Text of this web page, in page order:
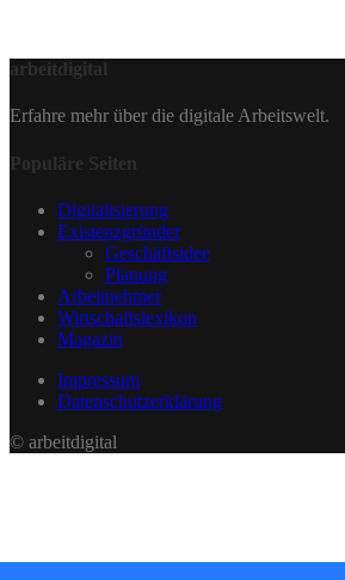
arbeitdigital
Erfahre mehr über die digitale Arbeitswelt.
Populäre Seiten
Digitalisierung
Existenzgründer
Geschäftsidee
Planung
Arbeitnehmer
Wirtschaftslexikon
Magazin
Impressum
Datenschutzerklärung
© arbeitdigital